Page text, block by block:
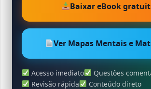
Baixar eBook
Ver Mapas Mentais e
Acesso imediato
Questões
Revisão rápida
Conteúdo direto